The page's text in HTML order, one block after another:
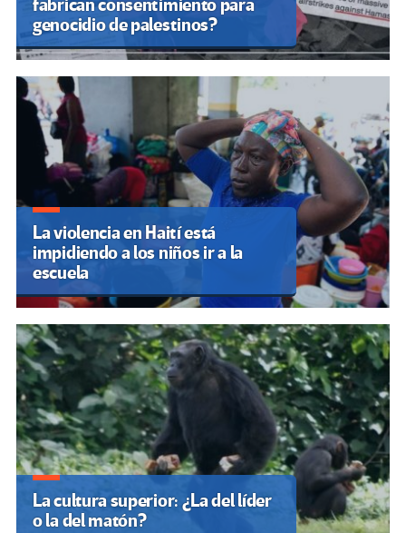
fabrican consentimiento para
genocidio de palestinos?
La violencia en Haití está
impidiendo a los niños ir a la
escuela
La cultura superior: ¿La del líder
o la del matón?